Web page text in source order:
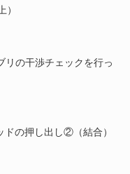
の干渉チェックを行っ
の押し出し②（結合）